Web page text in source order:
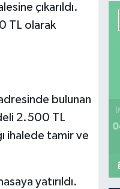
çıkarıldı.
TL olarak
bulunan
2.500 TL
ihalede tamir ve
yatırıldı.